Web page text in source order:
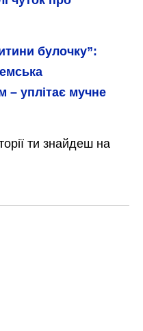
булочку”:
– уплітає мучне
ти знайдеш на